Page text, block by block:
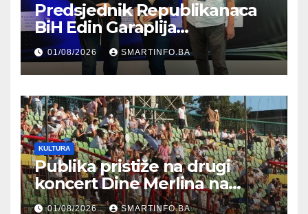
Predsjednik Republikanaca
BiH Edin Garaplija
prisustvovao prezentaciji
Federalnog sajma
zapošljavanja
01/08/2026 SMARTINFO.BA
KULTURA
Publika pristiže na drugi
koncert Dine Merlina na
Koševu
01/08/2026 SMARTINFO.BA